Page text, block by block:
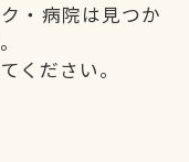
・病院は見つか
ください。